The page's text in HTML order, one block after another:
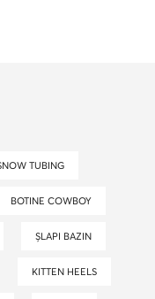
SNOW TUBING
BOTINE COWBOY
ȘLAPI BAZIN
KITTEN HEELS